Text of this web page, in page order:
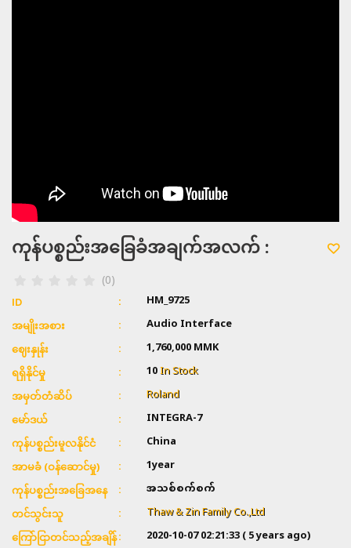
ကုန်ပစ္စည်းအခြေခံအချက်အလက် :
(0)
ID HM_9725
အမျိုးအစား Audio Interface
ဈေးနှုန်း 1,760,000MMK
ရရှိနိုင်မှု 10In Stock
အမှတ်တံဆိပ် Roland
မော်ဒယ် INTEGRA-7
ကုန်ပစ္စည်းမူလနိုင်ငံ China
အာမခံ (ဝန်ဆောင်မှု) 1year
ကုန်ပစ္စည်းအခြေအနေ အသစ်စက်စက်
တင်သွင်းသူ Thaw & Zin Family Co.,Ltd
ကြော်ငြာတင်သည့်အချိန် 2020-10-07 02:21:33( 5 years ago)